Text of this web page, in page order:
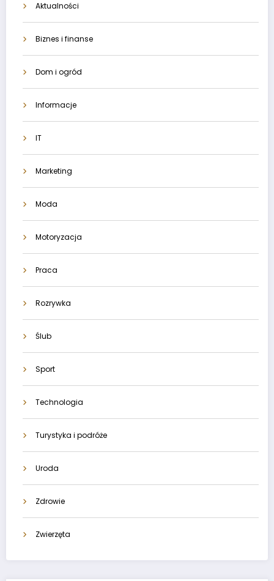
Aktualności
Biznes i finanse
Dom i ogród
Informacje
IT
Marketing
Moda
Motoryzacja
Praca
Rozrywka
Ślub
Sport
Technologia
Turystyka i podróże
Uroda
Zdrowie
Zwierzęta